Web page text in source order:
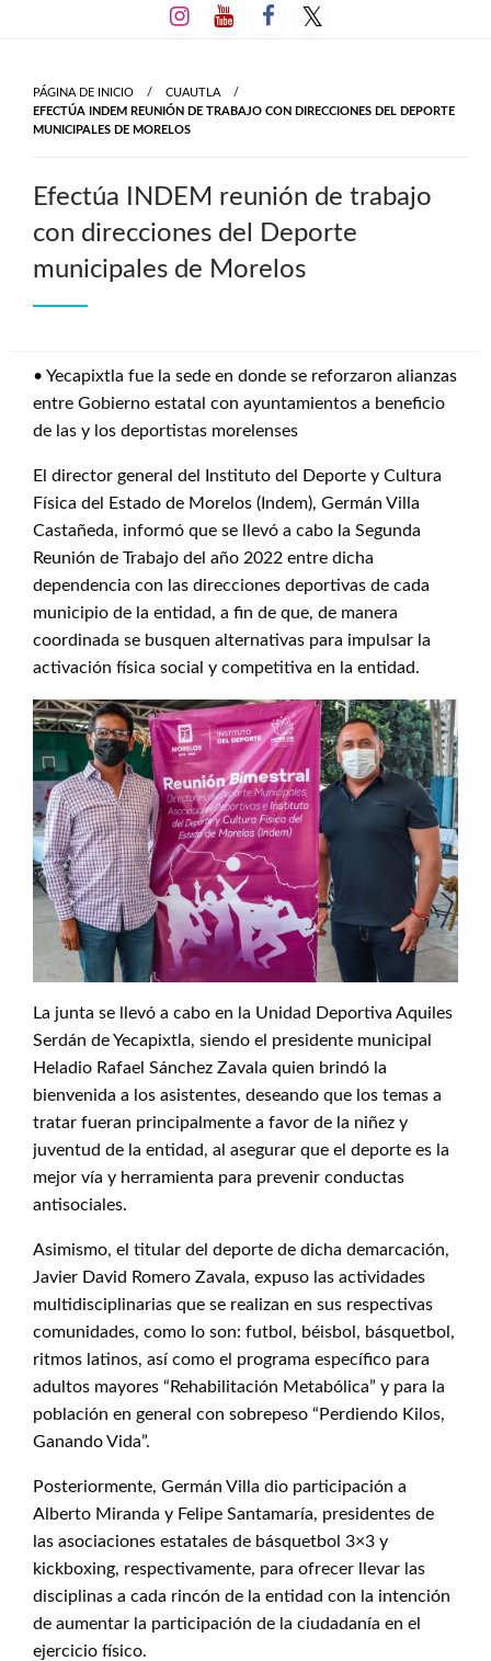
al
PÁGINA DE INICIO
CUAUTLA
EFECTÚA INDEM REUNIÓN DE TRABAJO CON DIRECCIONES DEL DEPORTE
MUNICIPALES DE MORELOS
Efectúa INDEM reunión de trabajo
con direcciones del Deporte
municipales de Morelos
• Yecapixtla fue la sede en donde se reforzaron alianzas
entre Gobierno estatal con ayuntamientos a beneficio
de las y los deportistas morelenses
El director general del Instituto del Deporte y Cultura
Física del Estado de Morelos (Indem), Germán Villa
Castañeda, informó que se llevó a cabo la Segunda
Reunión de Trabajo del año 2022 entre dicha
dependencia con las direcciones deportivas de cada
municipio de la entidad, a fin de que, de manera
coordinada se busquen alternativas para impulsar la
activación física social y competitiva en la entidad.
La junta se llevó a cabo en la Unidad Deportiva Aquiles
Serdán de Yecapixtla, siendo el presidente municipal
Heladio Rafael Sánchez Zavala quien brindó la
bienvenida a los asistentes, deseando que los temas a
tratar fueran principalmente a favor de la niñez y
juventud de la entidad, al asegurar que el deporte es la
mejor vía y herramienta para prevenir conductas
antisociales.
Asimismo, el titular del deporte de dicha demarcación,
Javier David Romero Zavala, expuso las actividades
multidisciplinarias que se realizan en sus respectivas
comunidades, como lo son: futbol, béisbol, básquetbol,
ritmos latinos, así como el programa específico para
adultos mayores “Rehabilitación Metabólica” y para la
población en general con sobrepeso “Perdiendo Kilos,
Ganando Vida”.
Posteriormente, Germán Villa dio participación a
Alberto Miranda y Felipe Santamaría, presidentes de
las asociaciones estatales de básquetbol 3×3 y
kickboxing, respectivamente, para ofrecer llevar las
disciplinas a cada rincón de la entidad con la intención
de aumentar la participación de la ciudadanía en el
ejercicio físico.